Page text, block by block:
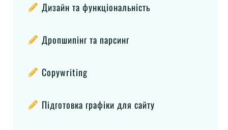
Дизайн та функціональність
Дропшипінг та парсинг
Copywriting
Підготовка графіки для сайту